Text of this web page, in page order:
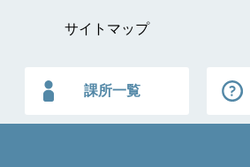
サイトマップ
課所一覧